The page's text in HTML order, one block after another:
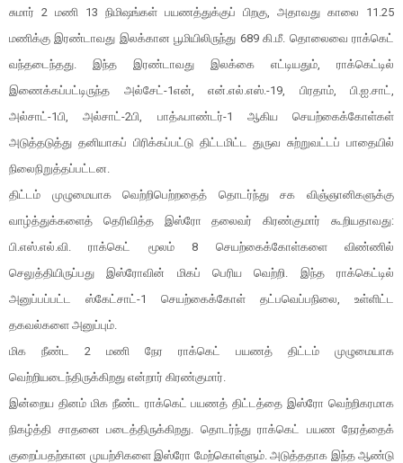
சுமார் 2 மணி 13 நிமிஷங்கள் பயணத்துக்குப் பிறகு, அதாவது காலை 11.25
மணிக்கு இரண்டாவது இலக்கான பூமியிலிருந்து 689 கி.மீ. தொலைவை ராக்கெட்
வந்தடைந்தது. இந்த இரண்டாவது இலக்கை எட்டியதும், ராக்கெட்டில்
இணைக்கப்பட்டிருந்த அல்சேட்-1என், என்.எல்.எஸ்.-19, பிரதாம், பி.ஐ.சாட்,
அல்சாட்-1பி, அல்சாட்-2பி, பாத்ஃபாண்டர்-1 ஆகிய செயற்கைக்கோள்கள்
அடுத்தடுத்து தனியாகப் பிரிக்கப்பட்டு திட்டமிட்ட துருவ சுற்றுவட்டப் பாதையில்
நிலைநிறுத்தப்பட்டன.
திட்டம் முழுமையாக வெற்றிபெற்றதைத் தொடர்ந்து சக விஞ்ஞானிகளுக்கு
வாழ்த்துக்களைத் தெரிவித்த இஸ்ரோ தலைவர் கிரண்குமார் கூறியதாவது:
பி.எஸ்.எல்.வி. ராக்கெட் மூலம் 8 செயற்கைக்கோள்களை விண்ணில்
செலுத்தியிருப்பது இஸ்ரோவின் மிகப் பெரிய வெற்றி. இந்த ராக்கெட்டில்
அனுப்பப்பட்ட ஸ்கேட்சாட்-1 செயற்கைக்கோள் தட்பவெப்பநிலை, உள்ளிட்ட
தகவல்களை அனுப்பும்.
மிக நீண்ட 2 மணி நேர ராக்கெட் பயணத் திட்டம் முழுமையாக
வெற்றியடைந்திருக்கிறது என்றார் கிரண்குமார்.
இன்றைய தினம் மிக நீண்ட ராக்கெட் பயணத் திட்டத்தை இஸ்ரோ வெற்றிகரமாக
நிகழ்த்தி சாதனை படைத்திருக்கிறது. தொடர்ந்து ராக்கெட் பயண நேரத்தைக்
குறைப்பதற்கான முயற்சிகளை இஸ்ரோ மேற்கொள்ளும். அடுத்ததாக இந்த ஆண்டு